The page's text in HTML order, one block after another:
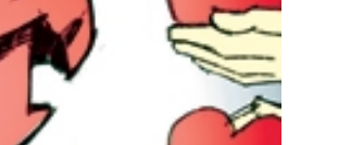
کرم ضد چروک آلمانی،جای بوتاکس رو
برات پر میکنه!تخفیف تا امشب
تخفیف ویژه!